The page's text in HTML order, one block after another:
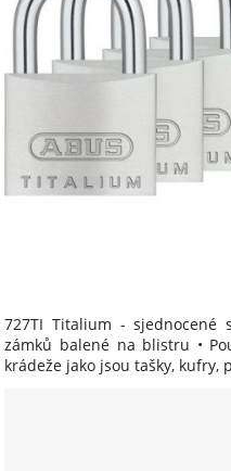
727TI Titalium - sjednocené
zámků balené na blistru •
krádeže jako jsou tašky, kufry,